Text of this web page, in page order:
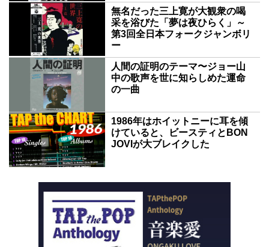
無名だった三上寛が大観衆の喝
采を浴びた「夢は夜ひらく」～
第3回全日本フォークジャンボリ
ー
人間の証明のテーマ〜ジョー山
中の歌声を世に知らしめた運命
の一曲
1986年はホイットニーに耳を傾
けていると、ビースティとBON
JOVIが大ブレイクした